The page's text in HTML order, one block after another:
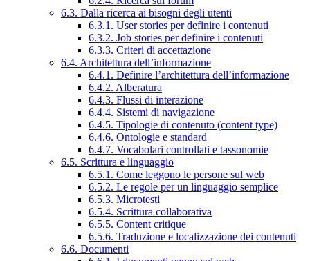
6.3. Dalla ricerca ai bisogni degli utenti
6.3.1. User stories per definire i contenuti
6.3.2. Job stories per definire i contenuti
6.3.3. Criteri di accettazione
6.4. Architettura dell’informazione
6.4.1. Definire l’architettura dell’informazione
6.4.2. Alberatura
6.4.3. Flussi di interazione
6.4.4. Sistemi di navigazione
6.4.5. Tipologie di contenuto (content type)
6.4.6. Ontologie e standard
6.4.7. Vocabolari controllati e tassonomie
6.5. Scrittura e linguaggio
6.5.1. Come leggono le persone sul web
6.5.2. Le regole per un linguaggio semplice
6.5.3. Microtesti
6.5.4. Scrittura collaborativa
6.5.5. Content critique
6.5.6. Traduzione e localizzazione dei contenuti
6.6. Documenti